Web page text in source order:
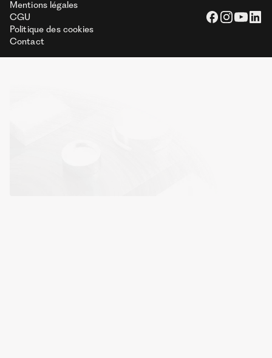
Mentions légales
CGU
Politique des cookies
Contact